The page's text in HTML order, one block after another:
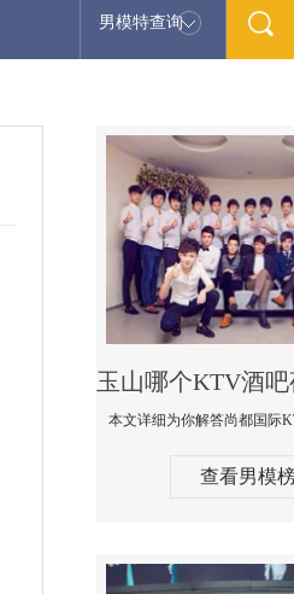
男模特查询
查看男模